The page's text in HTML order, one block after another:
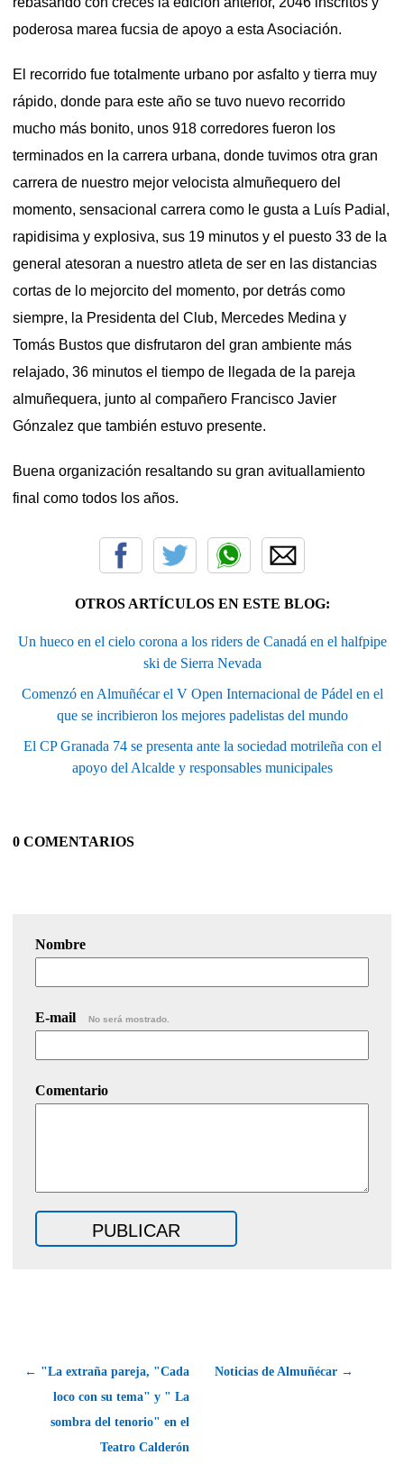
poderosa marea fucsia de apoyo a esta Asociación.
El recorrido fue totalmente urbano por asfalto y tierra muy
rápido, donde para este año se tuvo nuevo recorrido
mucho más bonito, unos 918 corredores fueron los
terminados en la carrera urbana, donde tuvimos otra gran
carrera de nuestro mejor velocista almuñequero del
momento, sensacional carrera como le gusta a Luís Padial,
rapidisima y explosiva, sus 19 minutos y el puesto 33 de la
general atesoran a nuestro atleta de ser en las distancias
cortas de lo mejorcito del momento, por detrás como
siempre, la Presidenta del Club, Mercedes Medina y
Tomás Bustos que disfrutaron del gran ambiente más
relajado, 36 minutos el tiempo de llegada de la pareja
almuñequera, junto al compañero Francisco Javier
Gónzalez que también estuvo presente.
Buena organización resaltando su gran avituallamiento
final como todos los años.
OTROS ARTÍCULOS EN ESTE BLOG:
Un hueco en el cielo corona a los riders de Canadá en el halfpipe
ski de Sierra Nevada
Comenzó en Almuñécar el V Open Internacional de Pádel en el
que se incribieron los mejores padelistas del mundo
El CP Granada 74 se presenta ante la sociedad motrileña con el
apoyo del Alcalde y responsables municipales
0 COMENTARIOS
Nombre
E-mail No será mostrado.
Comentario
← "La extraña pareja, "Cada
loco con su tema" y " La
sombra del tenorio" en el
Teatro Calderón
Noticias de Almuñécar →